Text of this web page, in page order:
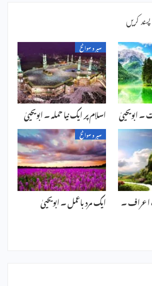
کریں
ابویحییٰ
سیر و سوانح
اسلام پر ایک نیا حملہ ۔ ابویحییٰ
اعراف ۔
سیر و سوانح
ایک مرد باعمل ۔ ابویحییٰ